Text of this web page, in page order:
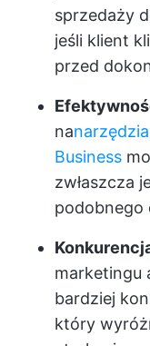
sprzedaży
jeśli klient
przed
na
Business
zwłaszcza
podobnego
marketingu
bardziej
który